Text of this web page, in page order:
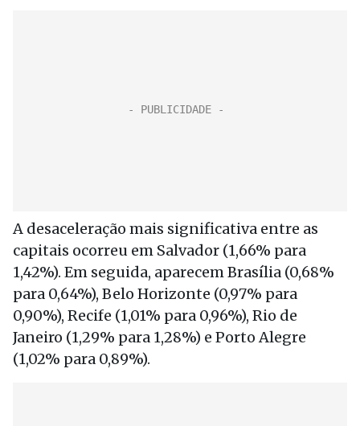
A desaceleração mais significativa entre as
capitais ocorreu em Salvador (1,66% para
1,42%). Em seguida, aparecem Brasília (0,68%
para 0,64%), Belo Horizonte (0,97% para
0,90%), Recife (1,01% para 0,96%), Rio de
Janeiro (1,29% para 1,28%) e Porto Alegre
(1,02% para 0,89%).